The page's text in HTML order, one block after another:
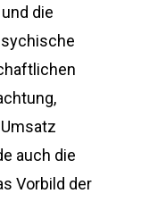
die
auch die
Vorbild der